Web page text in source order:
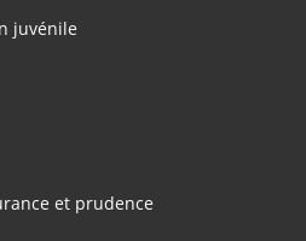
juvénile
et prudence